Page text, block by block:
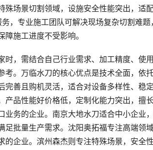
景切割领域，设施安全性能突出，适
，专业施工团队可解决现场复杂切割难
障施工进度不受影响。
，需结合自己行业需求、加工精度、使
考。万临水刀的核心优点是技术全面，依
完善且购机灵活，适合对设备多样性、稳
产品性能好价格低，定制化能力突出，擅
业务的企业。南京大地水刀适合中小企业
足批量生产需求。沈阳奥拓福专注高端领
的企业。滨州森杰则专注特殊场景，安全